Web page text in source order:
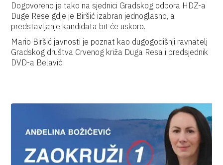
Dogovoreno je tako na sjednici Gradskog odbora HDZ-a
Duge Rese gdje je Biršić izabran jednoglasno, a
predstavljanje kandidata bit će uskoro.
Mario Biršić javnosti je poznat kao dugogodišnji ravnatelj
Gradskog društva Crvenog križa Duga Resa i predsjednik
DVD-a Belavić.